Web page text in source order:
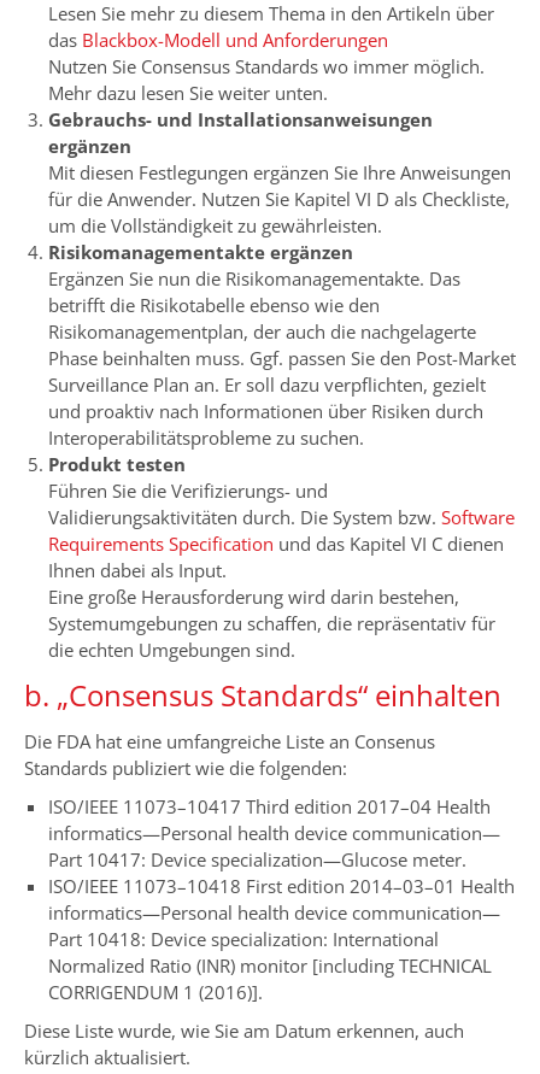
Lesen Sie mehr zu diesem Thema in den Artikeln über
das Blackbox-Modell und Anforderungen
Nutzen Sie Consensus Standards wo immer möglich.
Mehr dazu lesen Sie weiter unten.
Gebrauchs- und Installationsanweisungen
ergänzen
Mit diesen Festlegungen ergänzen Sie Ihre Anweisungen
für die Anwender. Nutzen Sie Kapitel VI D als Checkliste,
um die Vollständigkeit zu gewährleisten.
Risikomanagementakte ergänzen
Ergänzen Sie nun die Risikomanagementakte. Das
betrifft die Risikotabelle ebenso wie den
Risikomanagementplan, der auch die nachgelagerte
Phase beinhalten muss. Ggf. passen Sie den Post-Market
Surveillance Plan an. Er soll dazu verpflichten, gezielt
und proaktiv nach Informationen über Risiken durch
Interoperabilitätsprobleme zu suchen.
Produkt testen
Führen Sie die Verifizierungs- und
Validierungsaktivitäten durch. Die System bzw. Software
Requirements Specification und das Kapitel VI C dienen
Ihnen dabei als Input.
Eine große Herausforderung wird darin bestehen,
Systemumgebungen zu schaffen, die repräsentativ für
die echten Umgebungen sind.
b. „Consensus Standards“ einhalten
Die FDA hat eine umfangreiche Liste an Consenus
Standards publiziert wie die folgenden:
ISO/IEEE 11073–10417 Third edition 2017–04 Health
informatics—Personal health device communication—
Part 10417: Device specialization—Glucose meter.
ISO/IEEE 11073–10418 First edition 2014–03–01 Health
informatics—Personal health device communication—
Part 10418: Device specialization: International
Normalized Ratio (INR) monitor [including TECHNICAL
CORRIGENDUM 1 (2016)].
Diese Liste wurde, wie Sie am Datum erkennen, auch
kürzlich aktualisiert.